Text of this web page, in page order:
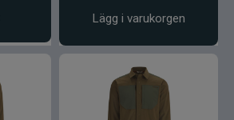
Lägg i varukorgen